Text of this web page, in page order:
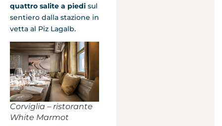
quattro salite a piedi sul
sentiero dalla stazione in
vetta al Piz Lagalb.
Corviglia – ristorante
White Marmot